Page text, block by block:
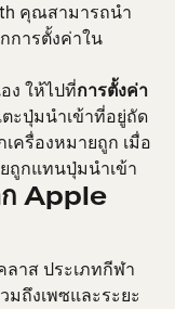
คุณสามารถนำ
การตั้งค่าใน
ง ให้ไปที่การตั้งค่า
ะปุ่มนำเข้าที่อยู่ถัด
ครื่องหมายถูก เมื่อ
ถูกแทนปุ่มนำเข้า
ก Apple
ลาส ประเภทกีฬา
มถึงเพซและระยะ